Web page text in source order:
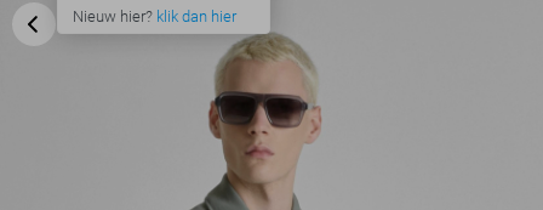
Nieuw hier? klik dan hier